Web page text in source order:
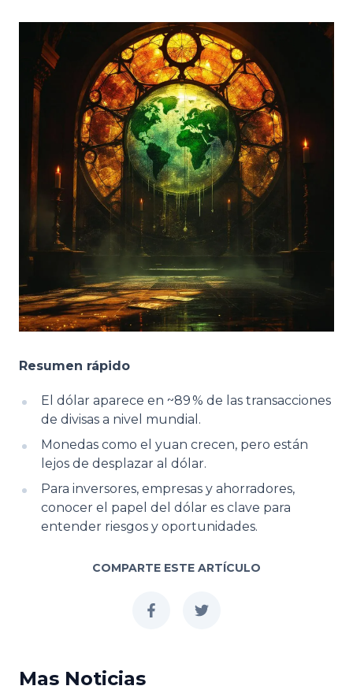
Resumen rápido
El dólar aparece en ~89 % de las transacciones
de divisas a nivel mundial.
Monedas como el yuan crecen, pero están
lejos de desplazar al dólar.
Para inversores, empresas y ahorradores,
conocer el papel del dólar es clave para
entender riesgos y oportunidades.
COMPARTE ESTE ARTÍCULO
facebooktwitter
Mas Noticias